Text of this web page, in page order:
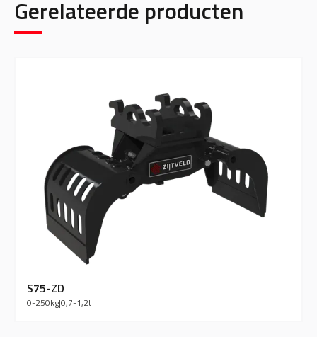
Gerelateerde producten
S75-ZD
0-250kg|0,7-1,2t